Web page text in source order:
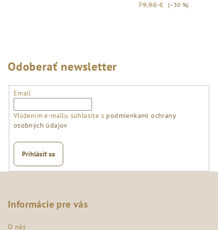
79,90 €
(–30 %)
Odoberať newsletter
Email
Vložením e-mailu súhlasíte s podmienkami ochrany
osobných údajov
Prihlásiť sa
Informácie pre vás
O nás